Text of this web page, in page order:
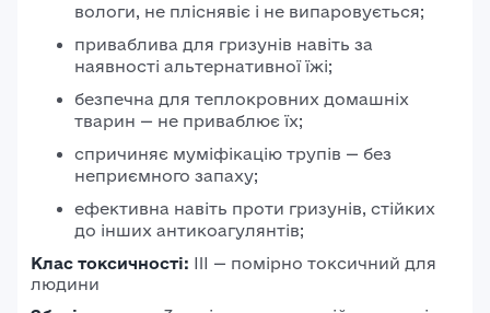
вологи, не пліснявіє і не випаровується;
приваблива для гризунів навіть за
наявності альтернативної їжі;
безпечна для теплокровних домашніх
тварин — не приваблює їх;
спричиняє муміфікацію трупів — без
неприємного запаху;
ефективна навіть проти гризунів, стійких
до інших антикоагулянтів;
Клас токсичності: III — помірно токсичний для
людини